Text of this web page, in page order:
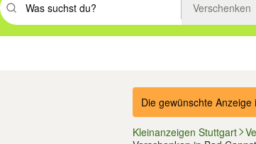
Suchbegriff eingeben. Eingabetaste drücken um zu
Verschenken
Die gewünschte
Kleinanzeigen Stuttgart